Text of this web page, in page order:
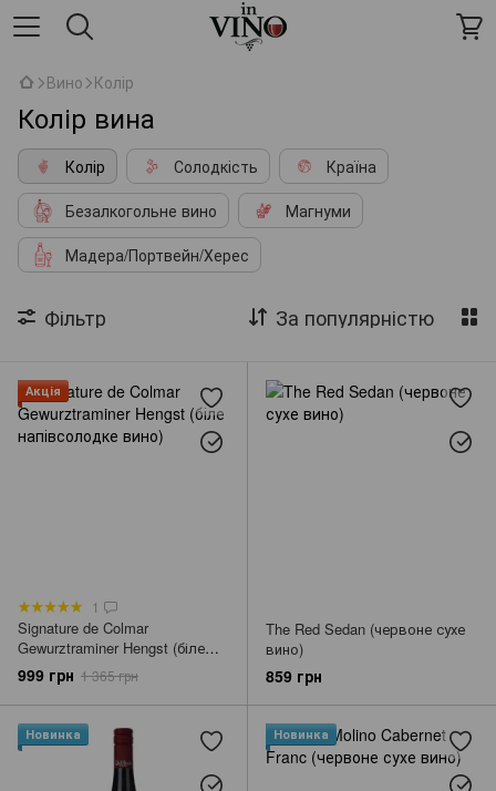
Вино Колір
Колір вина
Колір Солодкість
Країна
Безалкогольне вино
Магнуми
Мадера/Портвейн/Херес
Фільтр За популярністю
Акція
1
Signature de Colmar
Gewurztraminer Hengst (біле
напівсолодке вино)
999 грн 1 365 грн
The Red Sedan (червоне сухе
вино)
859 грн
Новинка Новинка